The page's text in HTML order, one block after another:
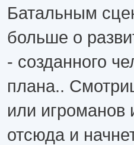
Батальным
больше о
- созданного
плана..
или
отсюда и